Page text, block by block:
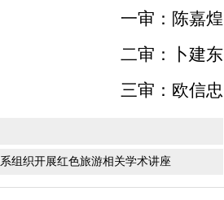
一审：陈嘉煌
二审：卜建东
三审：欧信忠
组织开展红色旅游相关学术讲座